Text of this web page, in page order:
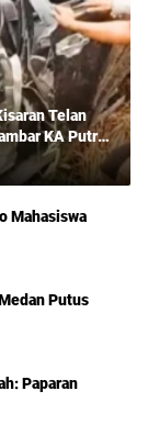
Telan
KA Putri
Mahasiswa
Putus
Paparan